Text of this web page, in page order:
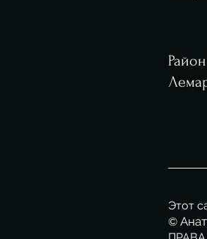
Этот
©